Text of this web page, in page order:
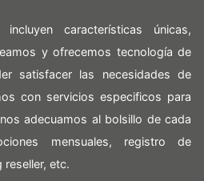
características únicas,
y ofrecemos tecnología de
satisfacer las necesidades de
con servicios especificos para
adecuamos al bolsillo de cada
mensuales, registro de
etc.